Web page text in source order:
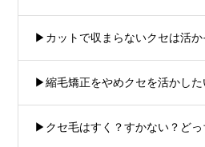
▶︎カットで収まらないクセは活か
▶︎縮毛矯正をやめクセを活かした
▶︎クセ毛はすく？すかない？どっ